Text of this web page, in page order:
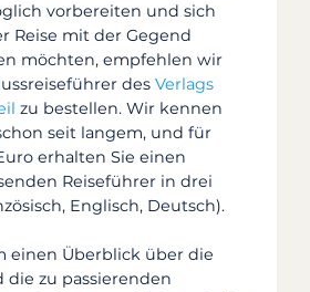
vorbereiten und sich
Reise mit der Gegend
möchten, empfehlen wir
des Verlags
zu bestellen. Wir kennen
seit langem, und für
erhalten Sie einen
Reiseführer in drei
Englisch, Deutsch).
einen Überblick über die
die zu passierenden